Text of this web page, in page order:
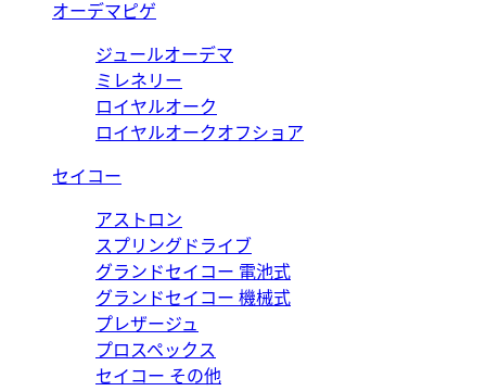
オーデマピゲ
ジュールオーデマ
ミレネリー
ロイヤルオーク
ロイヤルオークオフショア
セイコー
アストロン
スプリングドライブ
グランドセイコー 電池式
グランドセイコー 機械式
プレザージュ
プロスペックス
セイコー その他